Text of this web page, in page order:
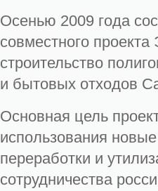
Осенью 2009 года
совместного
строительство
и бытовых отходов
Основная цель
использования
переработки и
сотрудничества